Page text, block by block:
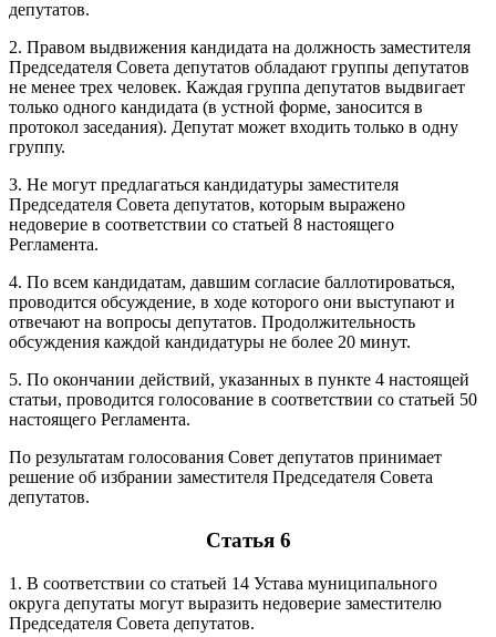
депутатов.
2. Правом выдвижения кандидата на должность заместителя
Председателя Совета депутатов обладают группы депутатов
не менее трех человек. Каждая группа депутатов выдвигает
только одного кандидата (в устной форме, заносится в
протокол заседания). Депутат может входить только в одну
группу.
3. Не могут предлагаться кандидатуры заместителя
Председателя Совета депутатов, которым выражено
недоверие в соответствии со статьей 8 настоящего
Регламента.
4. По всем кандидатам, давшим согласие баллотироваться,
проводится обсуждение, в ходе которого они выступают и
отвечают на вопросы депутатов. Продолжительность
обсуждения каждой кандидатуры не более 20 минут.
5. По окончании действий, указанных в пункте 4 настоящей
статьи, проводится голосование в соответствии со статьей 50
настоящего Регламента.
По результатам голосования Совет депутатов принимает
решение об избрании заместителя Председателя Совета
депутатов.
Статья 6
1. В соответствии со статьей 14 Устава муниципального
округа депутаты могут выразить недоверие заместителю
Председателя Совета депутатов.